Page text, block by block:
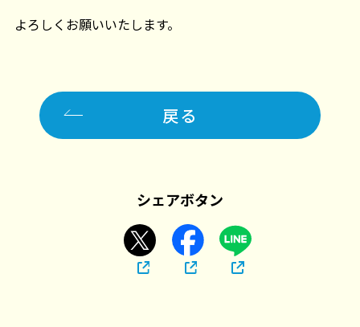
よろしくお願いいたします。
戻る
シェアボタン